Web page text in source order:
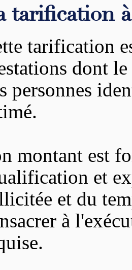
tarification
tarification
dont
personnes
montant est
et
et du
à